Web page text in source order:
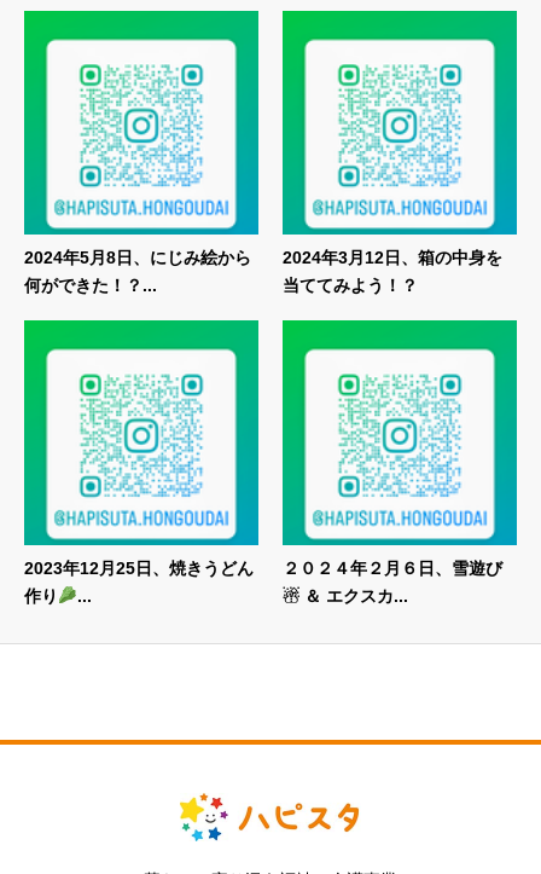
2024年5月8日、にじみ絵から
何ができた！？...
2024年3月12日、箱の中身を
当ててみよう！？
2023年12月25日、焼きうどん
作り
...
２０２４年２月６日、雪遊び
☃ ＆ エクスカ...